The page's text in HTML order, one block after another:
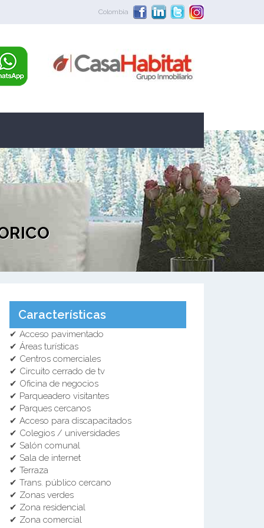
Colombia
Características
✔ Acceso pavimentado
✔ Áreas turísticas
✔ Centros comerciales
✔ Circuito cerrado de tv
✔ Oficina de negocios
✔ Parqueadero visitantes
✔ Parques cercanos
✔ Acceso para discapacitados
✔ Colegios / universidades
✔ Salón comunal
✔ Sala de internet
✔ Terraza
✔ Trans. público cercano
✔ Zonas verdes
✔ Zona residencial
✔ Zona comercial